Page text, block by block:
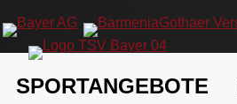
Navigation
überspringen
SPORTANGEBOTE